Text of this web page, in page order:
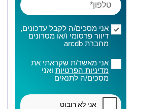
אני מסכים/ה לקבל עדכונים,
דיוור פרסומי ו/או מסרונים
מחברת arcdb
אני מאשר/ת שקראתי את
מדיניות הפרטיות ואני
מסכים/ה לתנאים